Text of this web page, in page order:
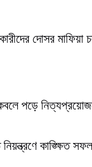
দোসর
পড়ে
কাঙ্ক্ষিত